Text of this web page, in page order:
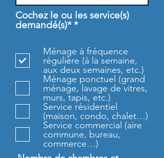
Cochez le ou les service(s)
demandé(s)* *O
g
a
t
o
i
r
e
Ménage à fréquence
régulière (à la semaine,
aux deux semaines, etc.)
Ménage ponctuel (grand
ménage, lavage de vitres,
murs, tapis, etc.)
Service résidentiel
(maison, condo, chalet…)
Service commercial (aire
commune, bureau,
commerce…)